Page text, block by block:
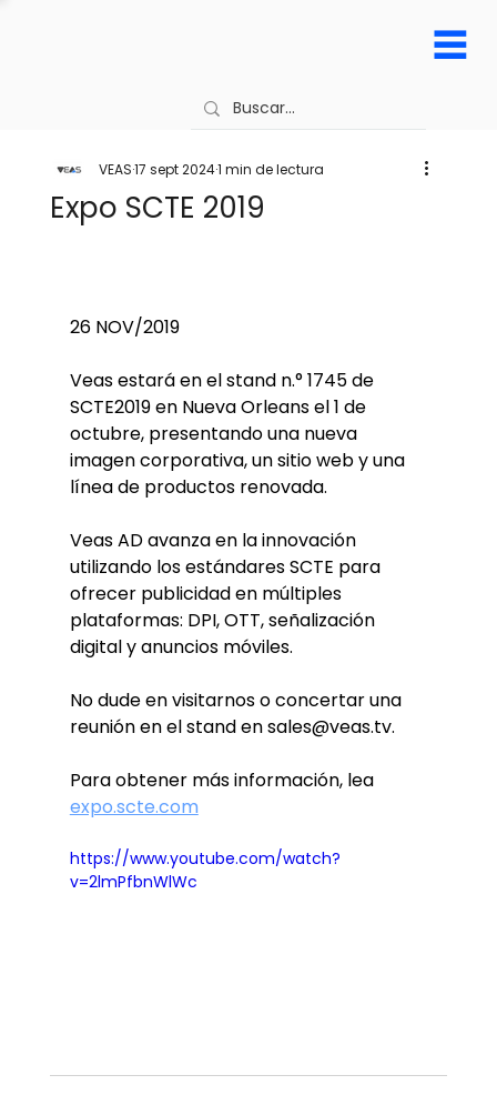
Expo SCTE 2019
VEAS17 sept 20241 min de lectura
26 NOV/2019
Veas estará en el stand n.° 1745 de
SCTE2019 en Nueva Orleans el 1 de
octubre, presentando una nueva
imagen corporativa, un sitio web y una
línea de productos renovada.
Veas AD avanza en la innovación
utilizando los estándares SCTE para
ofrecer publicidad en múltiples
plataformas: DPI, OTT, señalización
digital y anuncios móviles.
No dude en visitarnos o concertar una
reunión en el stand en sales@veas.tv.
Para obtener más información, lea
expo.scte.com
https://www.youtube.com/watch?
v=2lmPfbnWlWc